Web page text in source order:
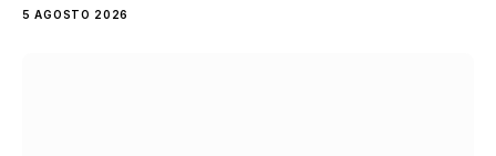
5 AGOSTO 2026